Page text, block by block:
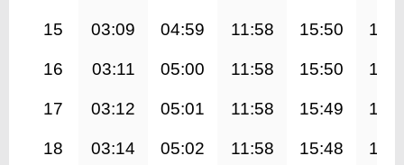
15 03:09 04:59 11:58 15:50
16 03:11 05:00 11:58 15:50
17 03:12 05:01 11:58 15:49
18 03:14 05:02 11:58 15:48